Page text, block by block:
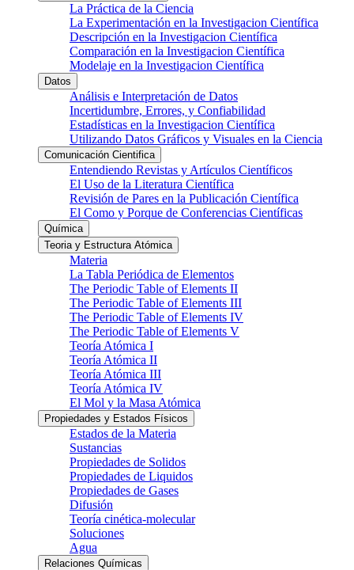
La Práctica de la Ciencia
La Experimentación en la Investigacion Científica
Descripción en la Investigacion Científica
Comparación en la Investigacion Científica
Modelaje en la Investigacion Científica
Datos
Análisis e Interpretación de Datos
Incertidumbre, Errores, y Confiabilidad
Estadísticas en la Investigacion Científica
Utilizando Datos Gráficos y Visuales en la Ciencia
Comunicación Cientifica
Entendiendo Revistas y Artículos Científicos
El Uso de la Literatura Científica
Revisión de Pares en la Publicación Científica
El Como y Porque de Conferencias Científicas
Química
Teoria y Estructura Atómica
Materia
La Tabla Periódica de Elementos
The Periodic Table of Elements II
The Periodic Table of Elements III
The Periodic Table of Elements IV
The Periodic Table of Elements V
Teoría Atómica I
Teoría Atómica II
Teoría Atómica III
Teoría Atómica IV
El Mol y la Masa Atómica
Propiedades y Estados Físicos
Estados de la Materia
Sustancias
Propiedades de Solidos
Propiedades de Liquidos
Propiedades de Gases
Difusión
Teoría cinética-molecular
Soluciones
Agua
Relaciones Químicas